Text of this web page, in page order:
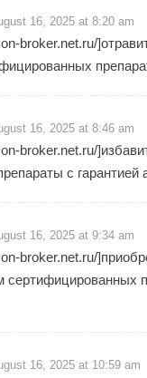
16, 2025 at 8:20 am
broker.net.ru/
16, 2025 at 8:46 am
broker.net.ru/
с гарантией
16, 2025 at 9:34 am
broker.net.ru/
16, 2025 at 10:59 am